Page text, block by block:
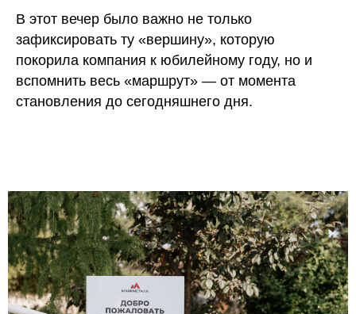
В этот вечер было важно не только
зафиксировать ту «вершину», которую
покорила компания к юбилейному году, но и
вспомнить весь «маршрут» — от момента
становления до сегодняшнего дня.